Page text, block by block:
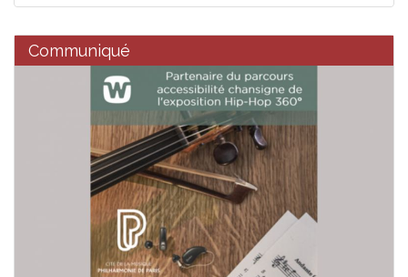
Communiqué